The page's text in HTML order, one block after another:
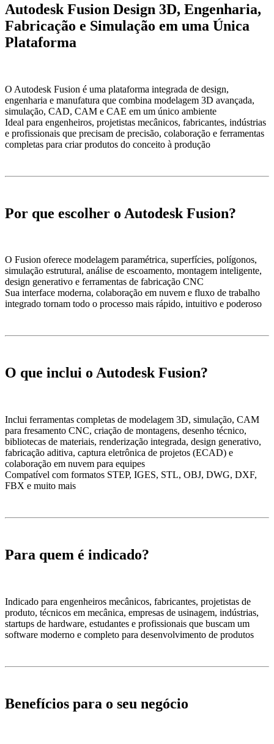
Autodesk Fusion Design 3D, Engenharia,
Fabricação e Simulação em uma Única
Plataforma
O Autodesk Fusion é uma plataforma integrada de design,
engenharia e manufatura que combina modelagem 3D avançada,
simulação, CAD, CAM e CAE em um único ambiente
Ideal para engenheiros, projetistas mecânicos, fabricantes, indústrias
e profissionais que precisam de precisão, colaboração e ferramentas
completas para criar produtos do conceito à produção
Por que escolher o Autodesk Fusion?
O Fusion oferece modelagem paramétrica, superfícies, polígonos,
simulação estrutural, análise de escoamento, montagem inteligente,
design generativo e ferramentas de fabricação CNC
Sua interface moderna, colaboração em nuvem e fluxo de trabalho
integrado tornam todo o processo mais rápido, intuitivo e poderoso
O que inclui o Autodesk Fusion?
Inclui ferramentas completas de modelagem 3D, simulação, CAM
para fresamento CNC, criação de montagens, desenho técnico,
bibliotecas de materiais, renderização integrada, design generativo,
fabricação aditiva, captura eletrônica de projetos (ECAD) e
colaboração em nuvem para equipes
Compatível com formatos STEP, IGES, STL, OBJ, DWG, DXF,
FBX e muito mais
Para quem é indicado?
Indicado para engenheiros mecânicos, fabricantes, projetistas de
produto, técnicos em mecânica, empresas de usinagem, indústrias,
startups de hardware, estudantes e profissionais que buscam um
software moderno e completo para desenvolvimento de produtos
Benefícios para o seu negócio